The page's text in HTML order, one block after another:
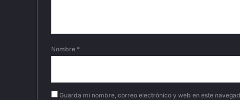
Nombre *
Guarda mi nombre, correo electrónico y web en este